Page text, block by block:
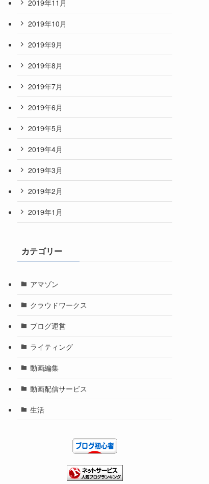
2019年11月
2019年10月
2019年9月
2019年8月
2019年7月
2019年6月
2019年5月
2019年4月
2019年3月
2019年2月
2019年1月
カテゴリー
アマゾン
クラウドワークス
ブログ運営
ライティング
動画編集
動画配信サービス
生活